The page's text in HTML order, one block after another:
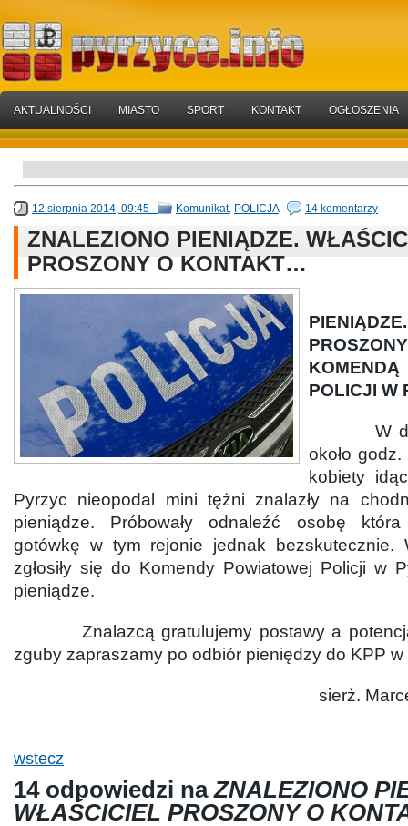
AKTUALNOŚCI MIASTO SPORT KONTAKT OGŁOSZENIA
12 sierpnia 2014, 09:45 Komunikat, POLICJA 14 komentarzy
ZNALEZIONO PIENIĄDZE.
PROSZONY O KONTAKT…
POLICJI W
W dniu
około
kobiety
Pyrzyc nieopodal mini tężni znalazły na
pieniądze. Próbowały odnaleźć osobę
gotówkę w tym rejonie jednak bezskutecznie.
zgłosiły się do Komendy Powiatowej Policji w
pieniądze.
Znalazcą gratulujemy postawy a
zguby zapraszamy po odbiór pieniędzy do KPP
sierż.
wstecz
14 odpowiedzi naZNALEZIONO
WŁAŚCICIEL PROSZONY O